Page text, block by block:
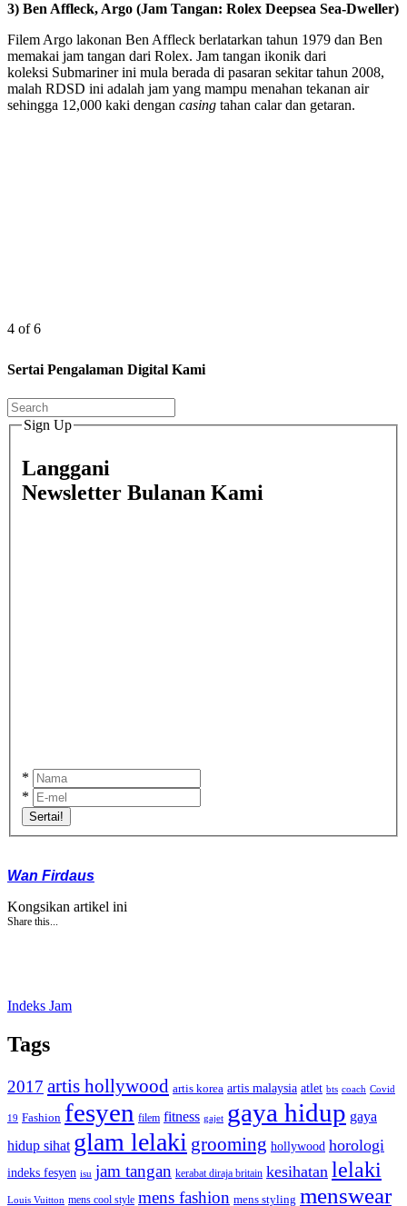
3) Ben Affleck, Argo (Jam Tangan: Rolex Deepsea Sea-Dweller)
Filem Argo lakonan Ben Affleck berlatarkan tahun 1979 dan Ben
memakai jam tangan dari Rolex. Jam tangan ikonik dari
koleksi Submarinerini mula berada di pasaran sekitar tahun 2008,
malah RDSD ini adalah jam yang mampu menahan tekanan air
sehingga 12,000 kaki dengan casing tahan calar dan getaran.
4 of 6
Sertai Pengalaman Digital Kami
Sign Up
Langgani
Newsletter Bulanan Kami
*
*
Sertai!
Wan Firdaus
Kongsikan artikel ini
Share this...
Indeks Jam
Tags
2017 artis hollywood artis korea artis malaysia atlet bts coach Covid
19 Fashion fesyen filem fitness gajet gaya hidup gaya
hidup sihat glam lelaki grooming hollywood horologi
indeks fesyen isu jam tangan kerabat diraja britain kesihatan lelaki
Louis Vuitton mens cool style mens fashion mens styling menswear